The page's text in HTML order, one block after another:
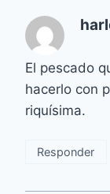
El pescado
hacerlo con
riquísima.
Responder